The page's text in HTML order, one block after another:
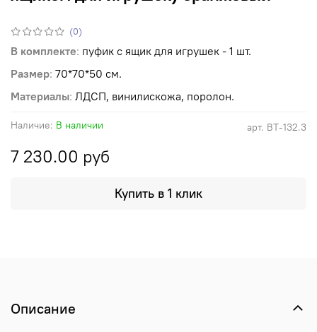
(0)
арт. ВТ-132.3
Наличие: В наличии
7 230.00 руб
Купить в 1 клик
В комплекте: пуфик с ящик для игрушек - 1 шт.
Размер: 70*70*50 см.
Материалы: ЛДСП, винилискожа, поролон.
Описание